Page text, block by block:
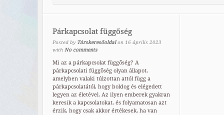
Párkapcsolat függőség
Posted by Társkeresőoldal on 16 április 2023
with No comments
Mi az a párkapcsolat függőség? A
párkapcsolati függőség olyan állapot,
amelyben valaki túlzottan attól függ a
párkapcsolatától, hogy boldog és elégedett
legyen az életével. Az ilyen emberek gyakran
keresik a kapcsolatokat, és folyamatosan azt
érzik, hogy csak akkor értékesek, ha van